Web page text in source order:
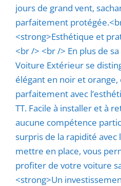
jours de grand vent,
parfaitement
<strong>Esthétique et
<br /> <br /> En plus de
Voiture Extérieur se
élégant en noir et orange,
parfaitement avec
TT. Facile à installer et à
aucune compétence
surpris de la rapidité avec
mettre en place, vous
profiter de votre voiture
<strong>Un